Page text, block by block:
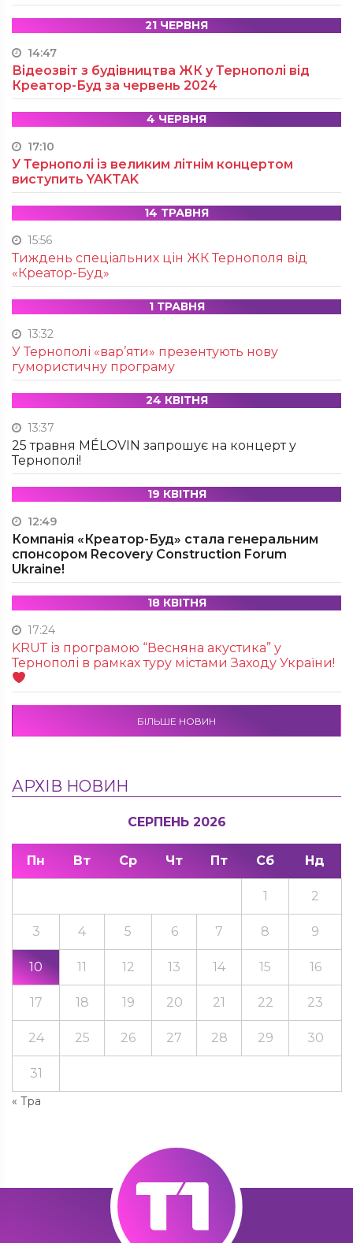
21 ЧЕРВНЯ
14:47
Відеозвіт з будівництва ЖК у Тернополі від
Креатор-Буд за червень 2024
4 ЧЕРВНЯ
17:10
У Тернополі із великим літнім концертом
виступить YAKTAK
14 ТРАВНЯ
15:56
Тиждень спеціальних цін ЖК Тернополя від
«Креатор-Буд»
1 ТРАВНЯ
13:32
У Тернополі «вар’яти» презентують нову
гумористичну програму
24 КВІТНЯ
13:37
25 травня MÉLOVIN запрошує на концерт у
Тернополі!
19 КВІТНЯ
12:49
Компанія «Креатор-Буд» стала генеральним
спонсором Recovery Construction Forum
Ukraine!
18 КВІТНЯ
17:24
KRUТ із програмою “Весняна акустика” у
Тернополі в рамках туру містами Заходу України!
БІЛЬШЕ НОВИН
АРХІВ НОВИН
СЕРПЕНЬ 2026
Пн Вт Ср Чт Пт Сб Нд
« Тра
1 2
3 4 5 6 7 8 9
10 11 12 13 14 15 16
17 18 19 20 21 22 23
24 25 26 27 28 29 30
31